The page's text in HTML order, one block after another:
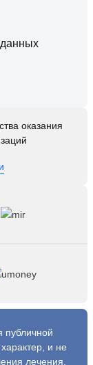
оказания
публичной
и не
лечения.